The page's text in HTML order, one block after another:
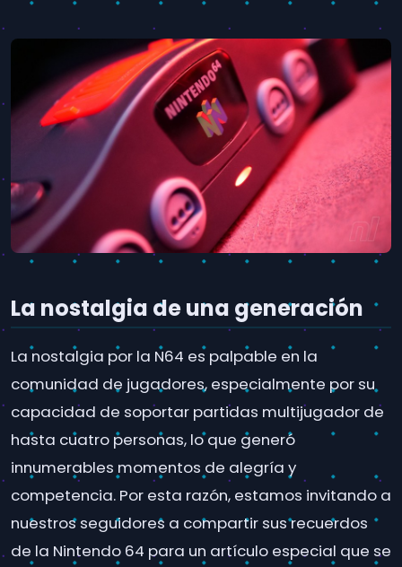
La nostalgia de una generación
La nostalgia por la N64 es palpable en la
comunidad de jugadores, especialmente por su
capacidad de soportar partidas multijugador de
hasta cuatro personas, lo que generó
innumerables momentos de alegría y
competencia. Por esta razón, estamos invitando a
nuestros seguidores a compartir sus recuerdos
de la Nintendo 64 para un artículo especial que se